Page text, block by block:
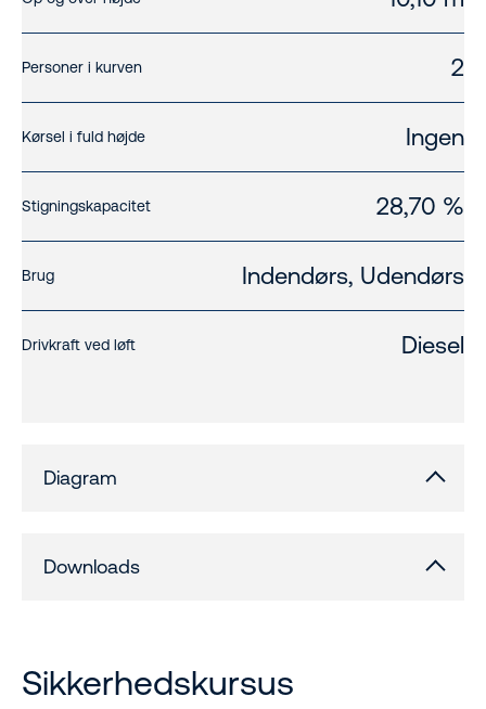
Personer i kurven 2
Kørsel i fuld højde Ingen
Stigningskapacitet 28,70 %
Brug Indendørs, Udendørs
Drivkraft ved løft Diesel
Diagram
Downloads
Sikkerhedskursus